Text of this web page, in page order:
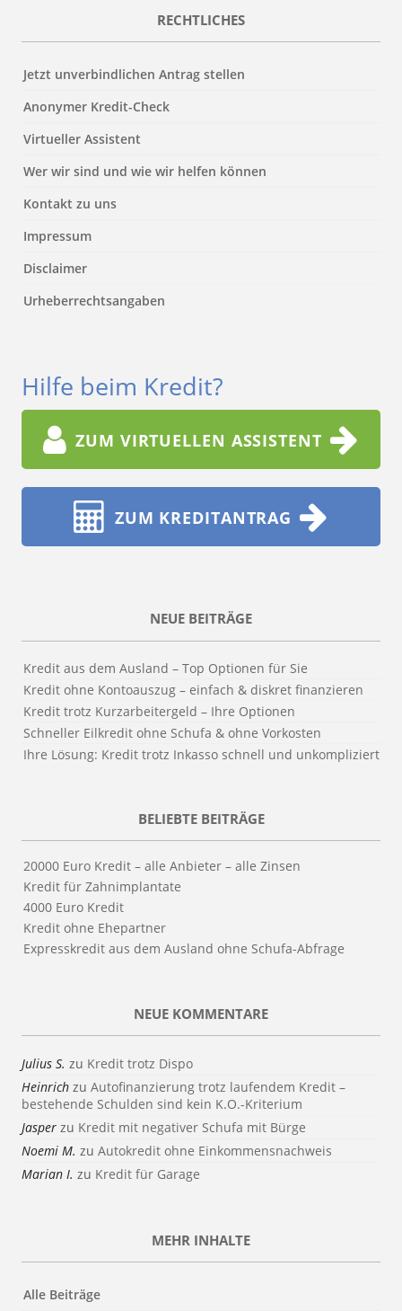
RECHTLICHES
Jetzt unverbindlichen Antrag stellen
Anonymer Kredit-Check
Virtueller Assistent
Wer wir sind und wie wir helfen können
Kontakt zu uns
Impressum
Disclaimer
Urheberrechtsangaben
Hilfe beim Kredit?
ZUM VIRTUELLEN ASSISTENT
ZUM KREDITANTRAG
NEUE BEITRÄGE
Kredit aus dem Ausland – Top Optionen für Sie
Kredit ohne Kontoauszug – einfach & diskret finanzieren
Kredit trotz Kurzarbeitergeld – Ihre Optionen
Schneller Eilkredit ohne Schufa & ohne Vorkosten
Ihre Lösung: Kredit trotz Inkasso schnell und unkompliziert
BELIEBTE BEITRÄGE
20000 Euro Kredit – alle Anbieter – alle Zinsen
Kredit für Zahnimplantate
4000 Euro Kredit
Kredit ohne Ehepartner
Expresskredit aus dem Ausland ohne Schufa-Abfrage
NEUE KOMMENTARE
Julius S. zu Kredit trotz Dispo
Heinrich zu Autofinanzierung trotz laufendem Kredit –
bestehende Schulden sind kein K.O.-Kriterium
Jasper zu Kredit mit negativer Schufa mit Bürge
Noemi M. zu Autokredit ohne Einkommensnachweis
Marian I. zu Kredit für Garage
MEHR INHALTE
Alle Beiträge